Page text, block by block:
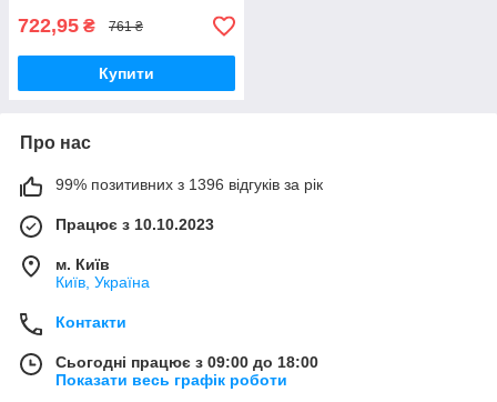
722,95 ₴ 761 ₴
Купити
Про нас
99% позитивних з 1396 відгуків за рік
Працює з 10.10.2023
м. Київ
Київ, Україна
Контакти
Сьогодні працює з 09:00 до 18:00
Показати весь графік роботи